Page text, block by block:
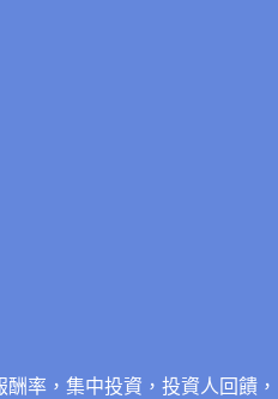
率，集中投資，投資人回饋，